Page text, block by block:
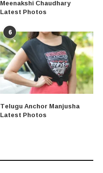
Meenakshi Chaudhary
Latest Photos
6
Telugu Anchor Manjusha
Latest Photos